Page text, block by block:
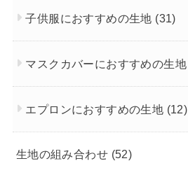
子供服におすすめの生地 (31)
マスクカバーにおすすめの生地
エプロンにおすすめの生地 (12)
生地の組み合わせ (52)